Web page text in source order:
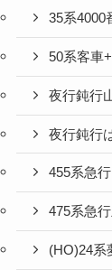
35系4000
50系客車
夜行鈍行
夜行鈍行
455系急
475系急
(HO)24系